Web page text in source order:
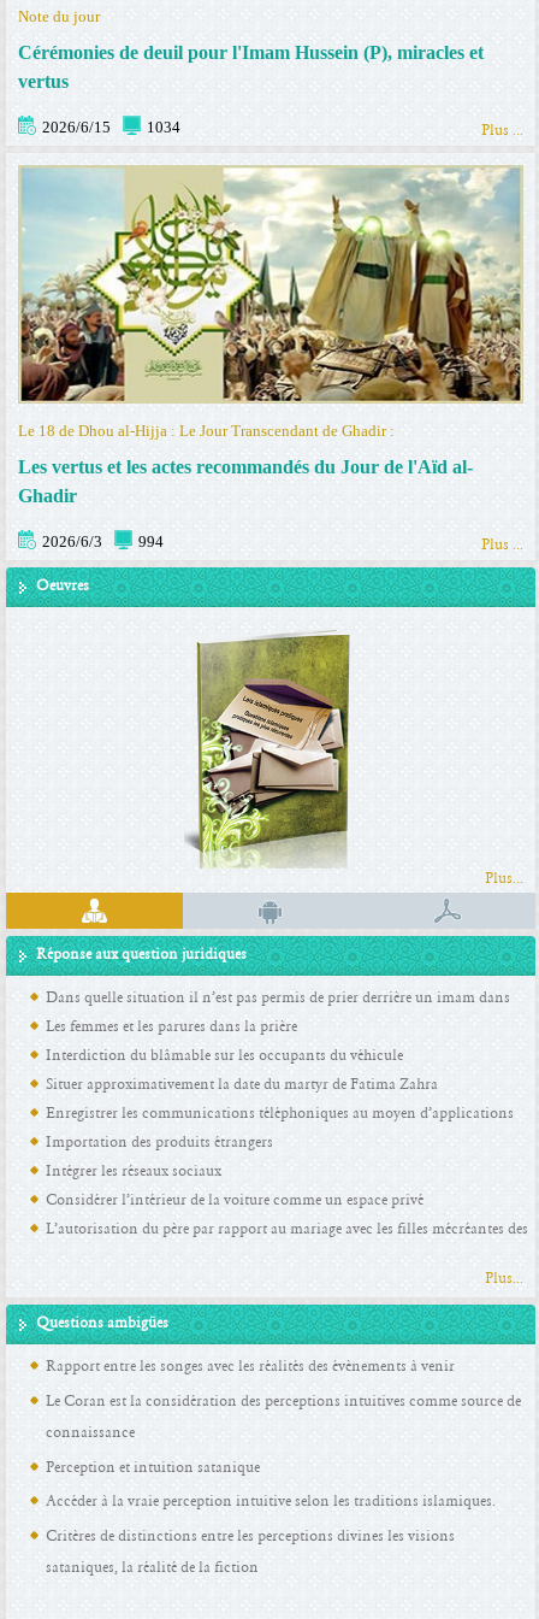
Note du jour
Cérémonies de deuil pour l'Imam Hussein (P), miracles et
vertus
2026/6/15 1034 Plus ...
Le 18 de Dhou al-Hijja : Le Jour Transcendant de Ghadir :
Les vertus et les actes recommandés du Jour de l'Aïd al-
Ghadir
2026/6/3 994 Plus ...
Oeuvres
Plus...
Réponse aux question juridiques
Dans quelle situation il n’est pas permis de prier derrière un imam dans
une prière d’assemblée
Les femmes et les parures dans la prière
Interdiction du blâmable sur les occupants du véhicule
Situer approximativement la date du martyr de Fatima Zahra
Enregistrer les communications téléphoniques au moyen d’applications
d’enregistrement
Importation des produits étrangers
Intégrer les réseaux sociaux
Considérer l’intérieur de la voiture comme un espace privé
L’autorisation du père par rapport au mariage avec les filles mécréantes des
Plus...
Questions ambigües
Rapport entre les songes avec les réalités des évènements à venir
Le Coran est la considération des perceptions intuitives comme source de
connaissance
Perception et intuition satanique
Accéder à la vraie perception intuitive selon les traditions islamiques.
Critères de distinctions entre les perceptions divines les visions
sataniques, la réalité de la fiction